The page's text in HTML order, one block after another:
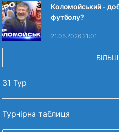
Коломойський -
футболу?
21.05.2026 21:01
31 Тур
Турнірна таблиця